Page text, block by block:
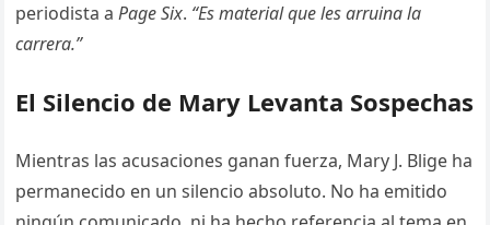
periodista aPage Six. “Es material que les arruina la
carrera.”
El Silencio de Mary Levanta Sospechas
Mientras las acusaciones ganan fuerza, Mary J. Blige ha
permanecido en un silencio absoluto. No ha emitido